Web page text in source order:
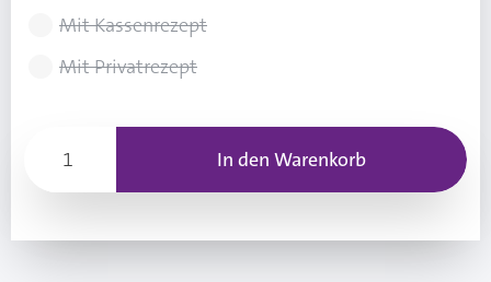
Mit Kassenrezept
Mit Privatrezept
In den Warenkorb